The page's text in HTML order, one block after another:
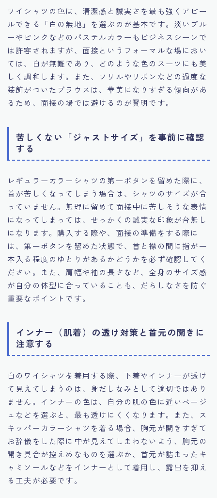
ワイシャツの色は、清潔感と誠実さを最も強くアピー
ルできる「白の無地」を選ぶのが基本です。淡いブル
ーやピンクなどのパステルカラーもビジネスシーンで
は許容されますが、面接というフォーマルな場におい
ては、白が無難であり、どのような色のスーツにも美
しく調和します。また、フリルやリボンなどの過度な
装飾がついたブラウスは、華美になりすぎる傾向があ
るため、面接の場では避けるのが賢明です。
苦しくない「ジャストサイズ」を事前に確認
する
レギュラーカラーシャツの第一ボタンを留めた際に、
首が苦しくなってしまう場合は、シャツのサイズが合
っていません。無理に留めて面接中に苦しそうな表情
になってしまっては、せっかくの誠実な印象が台無し
になります。購入する際や、面接の準備をする際に
は、第一ボタンを留めた状態で、首と襟の間に指が一
本入る程度のゆとりがあるかどうかを必ず確認してく
ださい。また、肩幅や袖の長さなど、全身のサイズ感
が自分の体型に合っていることも、だらしなさを防ぐ
重要なポイントです。
インナー（肌着）の透け対策と首元の開きに
注意する
白のワイシャツを着用する際、下着やインナーが透け
て見えてしまうのは、身だしなみとして適切ではあり
ません。インナーの色は、自分の肌の色に近いベージ
ュなどを選ぶと、最も透けにくくなります。また、ス
キッパーカラーシャツを着る場合、胸元が開きすぎて
お辞儀をした際に中が見えてしまわないよう、胸元の
開き具合が控えめなものを選ぶか、首元が詰まったキ
ャミソールなどをインナーとして着用し、露出を抑え
る工夫が必要です。